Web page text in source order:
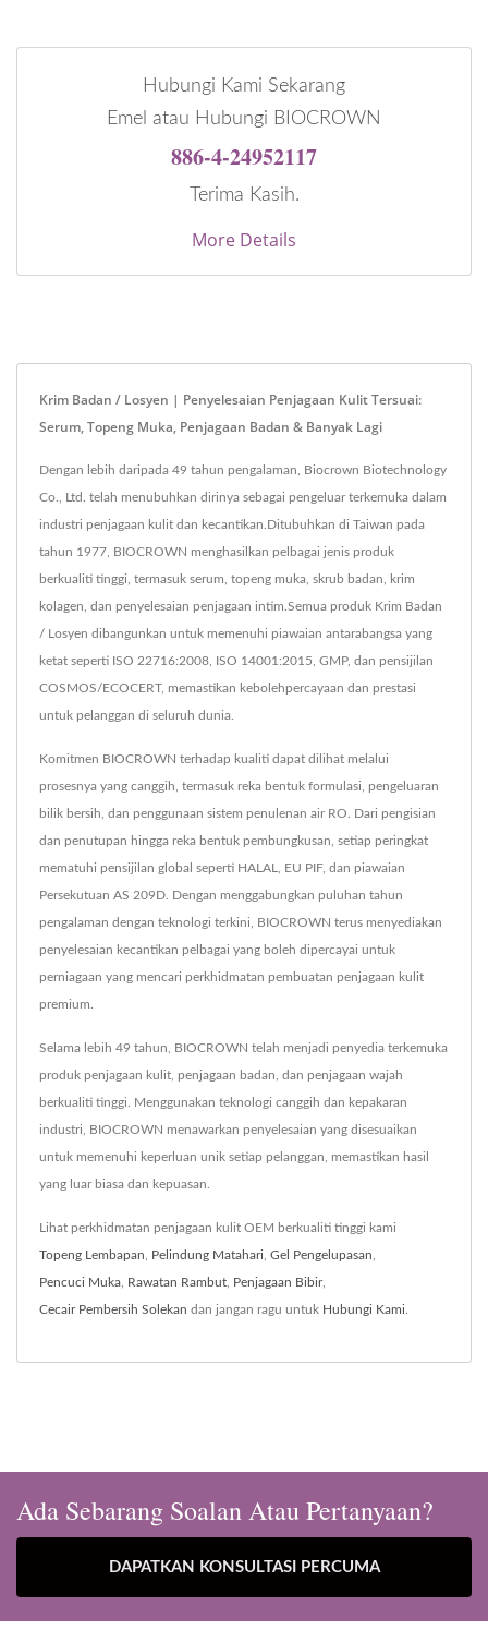
Hubungi Kami Sekarang
Emel atau Hubungi BIOCROWN
886-4-24952117
Terima Kasih.
More Details
Krim Badan / Losyen | Penyelesaian Penjagaan Kulit Tersuai:
Serum, Topeng Muka, Penjagaan Badan & Banyak Lagi
Dengan lebih daripada 49 tahun pengalaman, Biocrown Biotechnology
Co., Ltd. telah menubuhkan dirinya sebagai pengeluar terkemuka dalam
industri penjagaan kulit dan kecantikan.Ditubuhkan di Taiwan pada
tahun 1977, BIOCROWN menghasilkan pelbagai jenis produk
berkualiti tinggi, termasuk serum, topeng muka, skrub badan, krim
kolagen, dan penyelesaian penjagaan intim.Semua produk Krim Badan
/ Losyen dibangunkan untuk memenuhi piawaian antarabangsa yang
ketat seperti ISO 22716:2008, ISO 14001:2015, GMP, dan pensijilan
COSMOS/ECOCERT, memastikan kebolehpercayaan dan prestasi
untuk pelanggan di seluruh dunia.
Komitmen BIOCROWN terhadap kualiti dapat dilihat melalui
prosesnya yang canggih, termasuk reka bentuk formulasi, pengeluaran
bilik bersih, dan penggunaan sistem penulenan air RO. Dari pengisian
dan penutupan hingga reka bentuk pembungkusan, setiap peringkat
mematuhi pensijilan global seperti HALAL, EU PIF, dan piawaian
Persekutuan AS 209D. Dengan menggabungkan puluhan tahun
pengalaman dengan teknologi terkini, BIOCROWN terus menyediakan
penyelesaian kecantikan pelbagai yang boleh dipercayai untuk
perniagaan yang mencari perkhidmatan pembuatan penjagaan kulit
premium.
Selama lebih 49 tahun, BIOCROWN telah menjadi penyedia terkemuka
produk penjagaan kulit, penjagaan badan, dan penjagaan wajah
berkualiti tinggi. Menggunakan teknologi canggih dan kepakaran
industri, BIOCROWN menawarkan penyelesaian yang disesuaikan
untuk memenuhi keperluan unik setiap pelanggan, memastikan hasil
yang luar biasa dan kepuasan.
Lihat perkhidmatan penjagaan kulit OEM berkualiti tinggi kami
Topeng Lembapan Pelindung Matahari Gel Pengelupasan
Pencuci Muka Rawatan Rambut Penjagaan Bibir,
Cecair Pembersih Solekan dan jangan ragu untuk Hubungi Kami
Ada Sebarang Soalan Atau Pertanyaan?
DAPATKAN KONSULTASI PERCUMA